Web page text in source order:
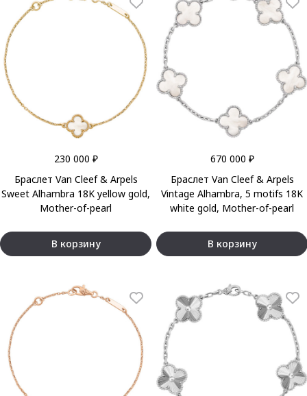
230 000 ₽
Браслет Van Cleef & Arpels
Sweet Alhambra 18K yellow gold,
Mother-of-pearl
В корзину
670 000 ₽
Браслет Van Cleef & Arpels
Vintage Alhambra, 5 motifs 18K
white gold, Mother-of-pearl
В корзину